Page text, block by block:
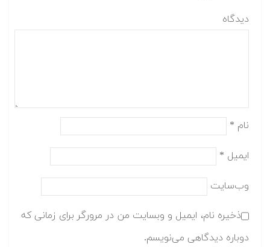
دیدگاه
نام *
ایمیل *
وب‌سایت
ذخیره نام، ایمیل و وبسایت من در مرورگر برای زمانی که
دوباره دیدگاهی می‌نویسم.